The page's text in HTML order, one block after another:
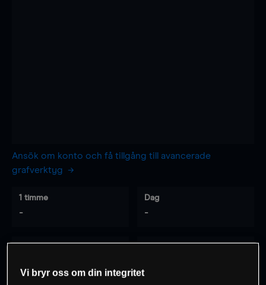
Ansök om konto och få tillgång till avancerade
grafverktyg
1 timme
-
Dag
-
Vi bryr oss om din integritet